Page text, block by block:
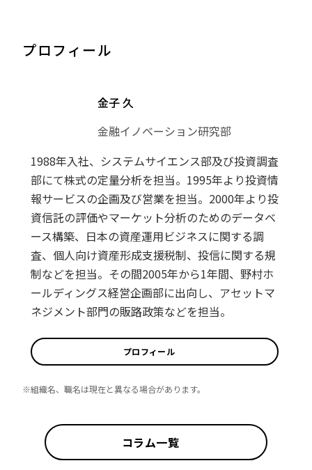
プロフィール
金子 久
金融イノベーション研究部
1988年入社、システムサイエンス部及び投資調査
部にて株式の定量分析を担当。1995年より投資情
報サービスの企画及び営業を担当。2000年より投
資信託の評価やマーケット分析のためのデータベ
ース構築、日本の資産運用ビジネスに関する調
査、個人向け資産形成支援税制、投信に関する規
制などを担当。その間2005年から1年間、野村ホ
ールディングス経営企画部に出向し、アセットマ
ネジメント部門の販路政策などを担当。
プロフィール
※組織名、職名は現在と異なる場合があります。
コラム一覧